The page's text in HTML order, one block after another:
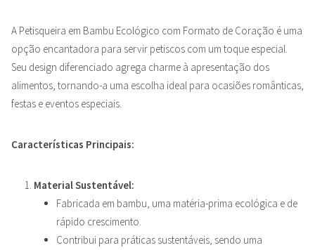
A Petisqueira em Bambu Ecológico com Formato de Coração é uma
opção encantadora para servir petiscos com um toque especial.
Seu design diferenciado agrega charme à apresentação dos
alimentos, tornando-a uma escolha ideal para ocasiões românticas,
festas e eventos especiais.
Características Principais:
Material Sustentável:
Fabricada em bambu, uma matéria-prima ecológica e de
rápido crescimento.
Contribui para práticas sustentáveis, sendo uma